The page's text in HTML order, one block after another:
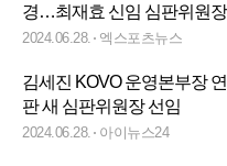
경…최재효 신임 심판위원
2024.06.28. 엑스포츠뉴스
김세진 KOVO 운영본부장
판 새 심판위원장 선임
2024.06.28. 아이뉴스24